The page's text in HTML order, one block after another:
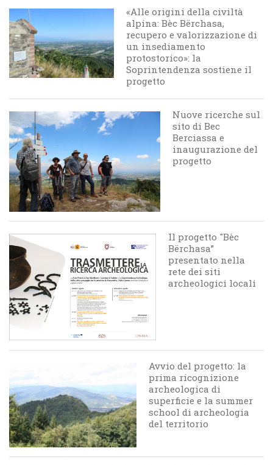
«Alle origini della civiltà
alpina: Bèc Bërchasa,
recupero e valorizzazione di
un insediamento
protostorico»: la
Soprintendenza sostiene il
progetto
Nuove ricerche sul
sito di Bec
Berciassa e
inaugurazione del
progetto
Il progetto "Bèc
Bërchasa”
presentato nella
rete dei siti
archeologici locali
Avvio del progetto: la
prima ricognizione
archeologica di
superficie e la summer
school di archeologia
del territorio